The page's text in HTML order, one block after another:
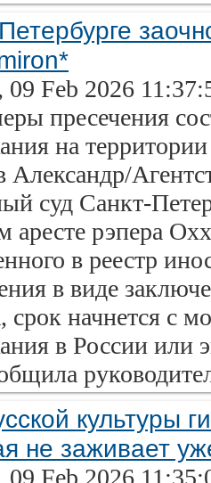
Feb 2026
пресечения
на
Александр/
суд Санкт-
аресте рэпера
в реестр
в виде
срок начнется с
в России или
культуры
не заживает
Feb 2026